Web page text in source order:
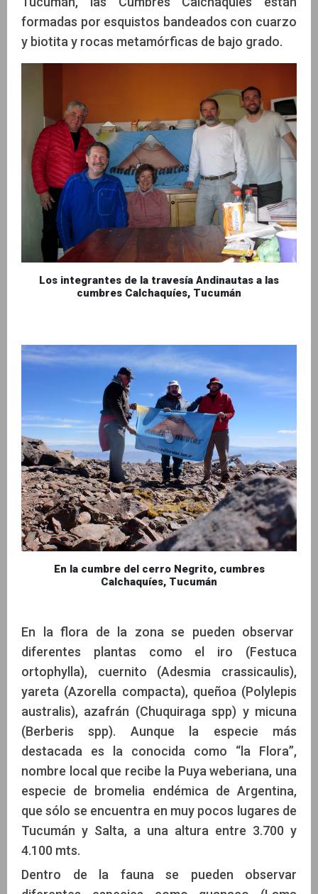
formadas por esquistos bandeados con cuarzo
y biotita y rocas metamórficas de bajo grado.
Los integrantes de la travesía Andinautas a las
cumbres Calchaquíes, Tucumán
En la cumbre del cerro Negrito, cumbres
Calchaquíes, Tucumán
En la flora de la zona se pueden observar
diferentes plantas como el iro (Festuca
ortophylla), cuernito (Adesmia crassicaulis),
yareta (Azorella compacta), queñoa (Polylepis
australis), azafrán (Chuquiraga spp) y micuna
(Berberis spp). Aunque la especie más
destacada es la conocida como “la Flora”,
nombre local que recibe la Puya weberiana, una
especie de bromelia endémica de Argentina,
que sólo se encuentra en muy pocos lugares de
Tucumán y Salta, a una altura entre 3.700 y
4.100 mts.
Dentro de la fauna se pueden observar